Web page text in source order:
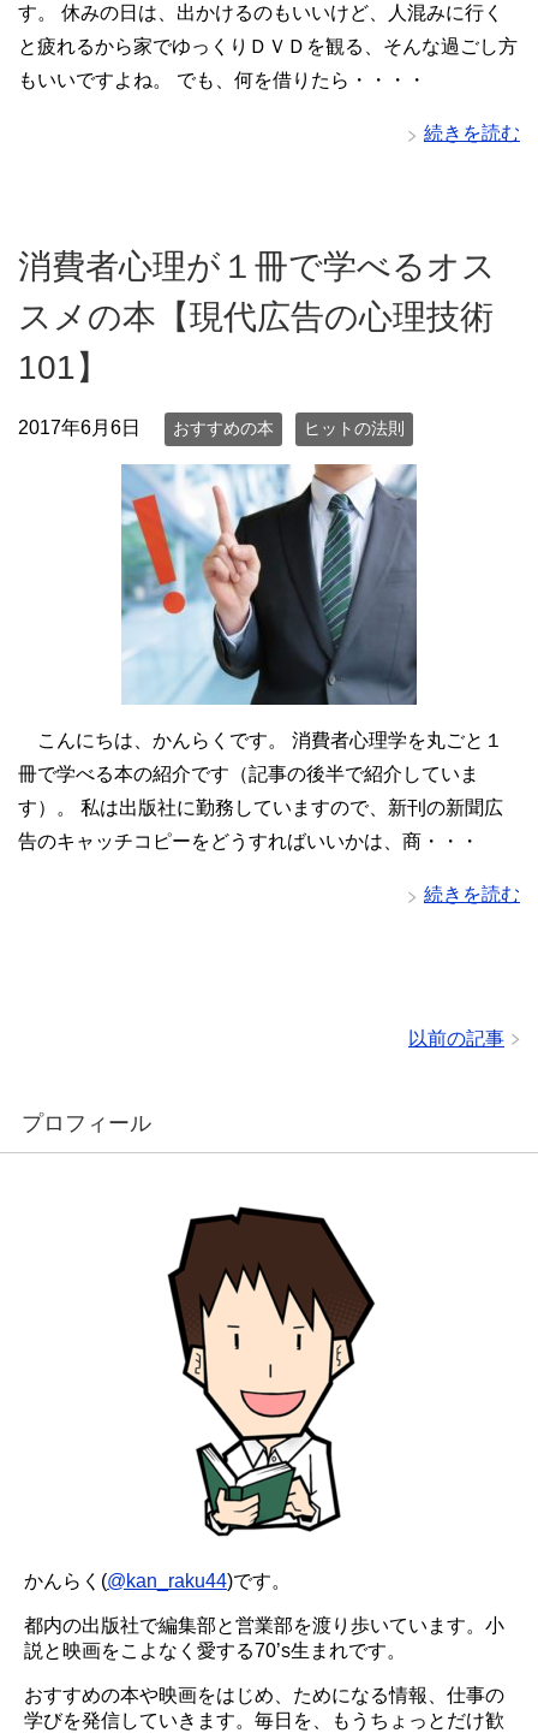
す。 休みの日は、出かけるのもいいけど、人混みに行く
と疲れるから家でゆっくりＤＶＤを観る、そんな過ごし方
もいいですよね。 でも、何を借りたら・・・・
続きを読む
消費者心理が１冊で学べるオス
スメの本【現代広告の心理技術
101】
2017年6月6日 おすすめの本 ヒットの法則
こんにちは、かんらくです。 消費者心理学を丸ごと１
冊で学べる本の紹介です（記事の後半で紹介していま
す）。 私は出版社に勤務していますので、新刊の新聞広
告のキャッチコピーをどうすればいいかは、商・・・
続きを読む
以前の記事
プロフィール
かんらく(@kan_raku44)です。
都内の出版社で編集部と営業部を渡り歩いています。小
説と映画をこよなく愛する70’s生まれです。
おすすめの本や映画をはじめ、ためになる情報、仕事の
学びを発信していきます。毎日を、もうちょっとだけ歓